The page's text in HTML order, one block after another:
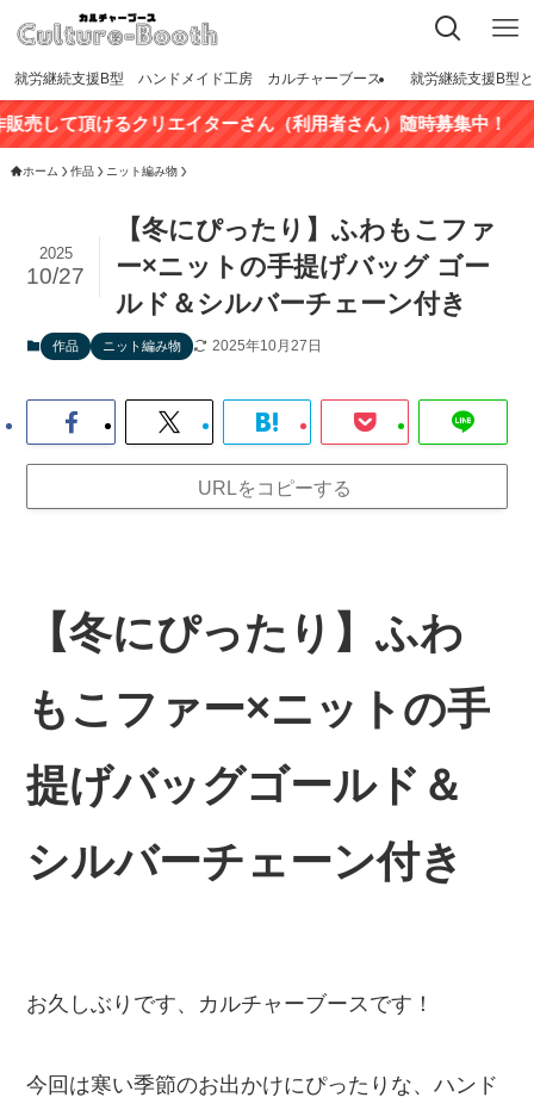
就労継続支援B型 ハンドメイド工房 カルチャーブース 就労継続支援B型
リエイターさん（利用者さん）随時募集中！
ホーム 作品 ニット編み物
【冬にぴったり】ふわもこファ
ー×ニットの手提げバッグ ゴー
ルド＆シルバーチェーン付き
2025
10/27
作品 ニット編み物 2025年10月27日
URLをコピーする
【冬にぴったり】ふわ
もこファー×ニットの手
提げバッグゴールド＆
シルバーチェーン付き
お久しぶりです、カルチャーブースです！
今回は寒い季節のお出かけにぴったりな、ハンド